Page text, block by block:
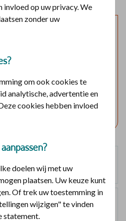
zien
in met DigiD
invloed op uw privacy. We
zonder uw
om ook cookies te
analytische, advertentie en
cookies hebben invloed
doelen wij met uw
plaatsen. Uw keuze kunt
Of trek uw toestemming in
wijzigen" te vinden
statement.